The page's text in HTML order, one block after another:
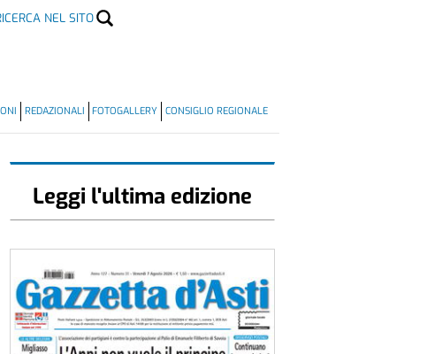
NEL SITO
REDAZIONALI FOTOGALLERY CONSIGLIO REGIONALE
Leggi l'ultima edizione